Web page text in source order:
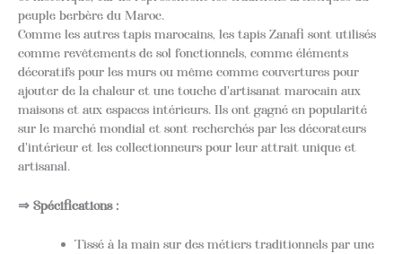
peuple berbère du Maroc.
Comme les autres tapis marocains, les tapis Zanafi sont utilisés
comme revêtements de sol fonctionnels, comme éléments
décoratifs pour les murs ou même comme couvertures pour
ajouter de la chaleur et une touche d'artisanat marocain aux
maisons et aux espaces intérieurs. Ils ont gagné en popularité
sur le marché mondial et sont recherchés par les décorateurs
d'intérieur et les collectionneurs pour leur attrait unique et
artisanal.
⇒ Spécifications :
Tissé à la main sur des métiers traditionnels par une